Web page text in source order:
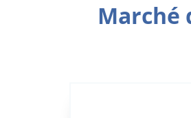
Marché